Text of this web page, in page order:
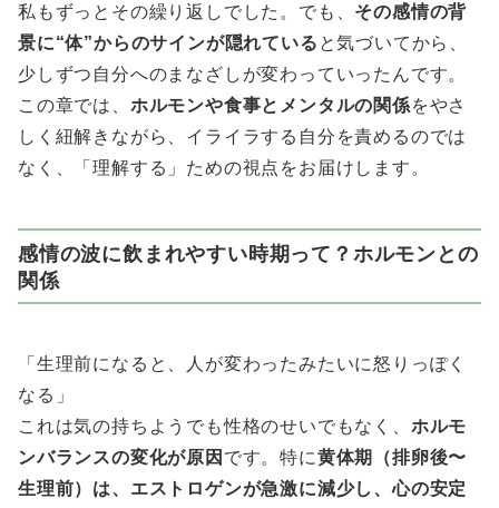
私もずっとその繰り返しでした。でも、 その感情の背
景に“体”からのサインが隠れている と気づいてから、
少しずつ自分へのまなざしが変わっていったんです。
この章では、 ホルモンや食事とメンタルの関係をやさ
しく紐解きながら、イライラする自分を責めるのでは
なく、「理解する」ための視点をお届けします。
感情の波に飲まれやすい時期って？ホルモンとの
関係
「生理前になると、人が変わったみたいに怒りっぽく
なる」
これは気の持ちようでも性格のせいでもなく、 ホルモ
ンバランスの変化が原因 です。特に黄体期（排卵後〜
生理前）は、エストロゲンが急激に減少し、心の安定